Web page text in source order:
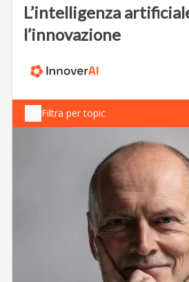
L’intelligenza
l’innovazione
Filtra per topic